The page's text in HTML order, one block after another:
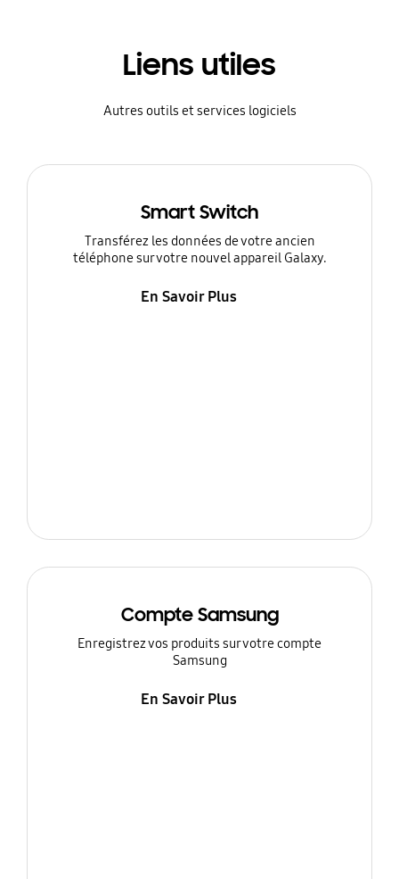
Liens utiles
Autres outils et services logiciels
Smart Switch
Transférez les données de votre ancien
téléphone sur votre nouvel appareil Galaxy.
En Savoir Plus
Compte Samsung
Enregistrez vos produits sur votre compte
Samsung
En Savoir Plus